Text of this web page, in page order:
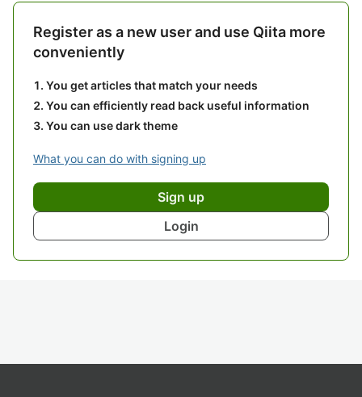
Register as a new user and use Qiita more
conveniently
You get articles that match your needs
You can efficiently read back useful information
You can use dark theme
What you can do with signing up
Sign up
Login